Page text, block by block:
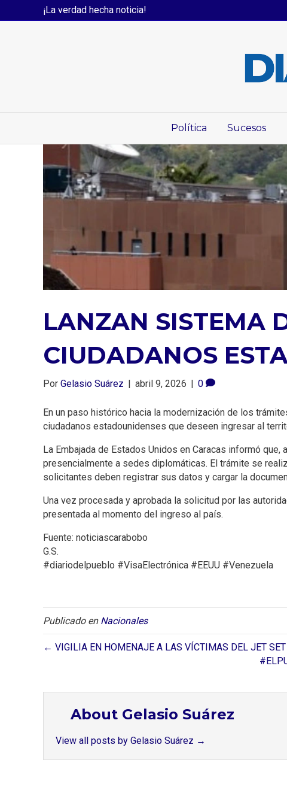
¡La verdad hecha noticia!
Política Sucesos
LANZAN SISTEMA
CIUDADANOS
Por Gelasio Suárez | abril 9, 2026 | 0
En un paso histórico hacia la modernización de los
ciudadanos estadounidenses que deseen ingresar al
La Embajada de Estados Unidos en Caracas informó
presencialmente a sedes diplomáticas. El trámite se
solicitantes deben registrar sus datos y cargar la
Una vez procesada y aprobada la solicitud por las
presentada al momento del ingreso al país.
Fuente: noticiascarabobo
G.S.
#diariodelpueblo #VisaElectrónica #EEUU #Venezuela
Publicado en Nacionales
← VIGILIA EN HOMENAJE A LAS VÍCTIMAS DEL JET SET
About Gelasio Suárez
View all posts by Gelasio Suárez →